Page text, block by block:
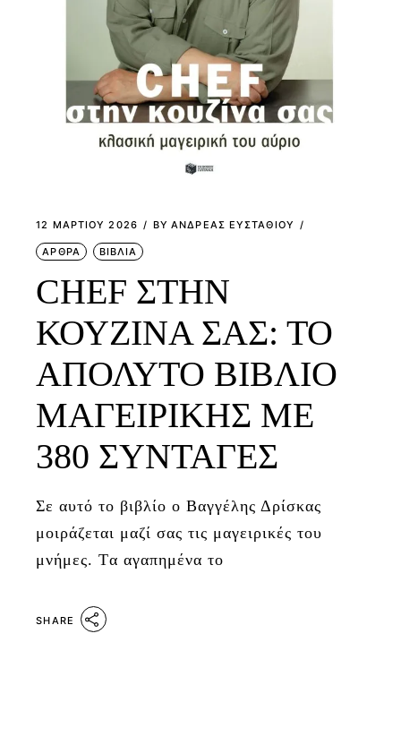
12 ΜΑΡΤΊΟΥ 2026 BY ΑΝΔΡΕΑΣ ΕΥΣΤΑΘΙΟΥ
ΑΡΘΡΑ ΒΙΒΛΙΑ
CHEF ΣΤΗΝ
ΚΟΥΖΙΝΑ ΣΑΣ: ΤΟ
ΑΠΟΛΥΤΟ ΒΙΒΛΙΟ
ΜΑΓΕΙΡΙΚΗΣ ΜΕ
380 ΣΥΝΤΑΓΕΣ
Σε αυτό το βιβλίο ο Βαγγέλης Δρίσκας
μοιράζεται μαζί σας τις μαγειρικές του
μνήμες. Tα αγαπημένα το
SHARE